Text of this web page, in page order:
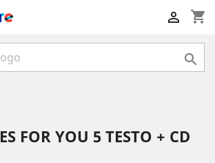
shopping_cart


FOR YOU 5 TESTO + CD